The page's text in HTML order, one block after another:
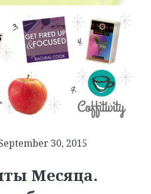
30, 2015
Месяца.